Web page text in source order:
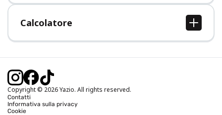
Centro assistenza
Calcolatore
Calcolo BMI (IMC)
Calcolo peso ideale
Calcolo calorie bruciate
Copyright © 2026 Yazio. All rights reserved.
Contatti
Informativa sulla privacy
Cookie